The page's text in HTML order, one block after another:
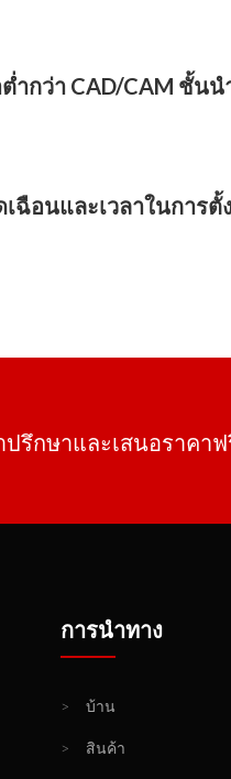
ำกว่า CAD/CAM ชั้นน
องบุคคลที่สาม ซึ่งจะช่วยลด
ฉือนและเวลาในการตั้
ปรึกษาและเสนอราคา
การนำทาง
> บ้าน
> สินค้า